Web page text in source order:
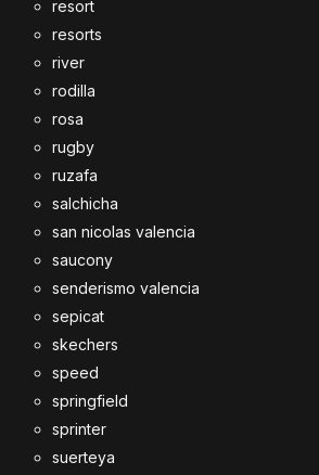
resort
resorts
river
rodilla
rosa
rugby
ruzafa
salchicha
san nicolas valencia
saucony
senderismo valencia
sepicat
skechers
speed
springfield
sprinter
suerteya